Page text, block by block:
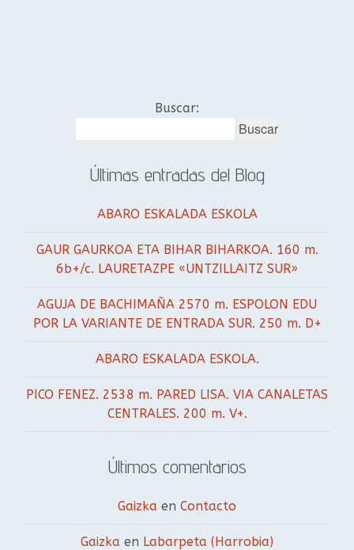
Buscar:
Últimas entradas del Blog
ABARO ESKALADA ESKOLA
GAUR GAURKOA ETA BIHAR BIHARKOA. 160 m.
6b+/c. LAURETAZPE «UNTZILLAITZ SUR»
AGUJA DE BACHIMAÑA 2570 m. ESPOLON EDU
POR LA VARIANTE DE ENTRADA SUR. 250 m. D+
ABARO ESKALADA ESKOLA.
PICO FENEZ. 2538 m. PARED LISA. VIA CANALETAS
CENTRALES. 200 m. V+.
Últimos comentarios
Gaizka en Contacto
Gaizka en Labarpeta (Harrobia)